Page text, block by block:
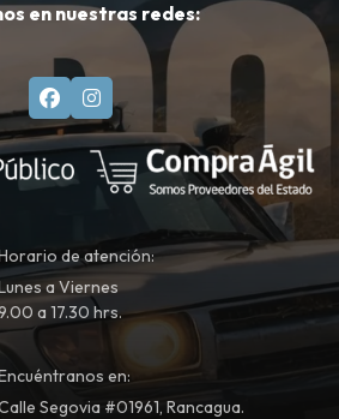
en nuestras redes:
de atención:
a Viernes
a 17.30 hrs.
en:
Segovia #01961, Rancagua.